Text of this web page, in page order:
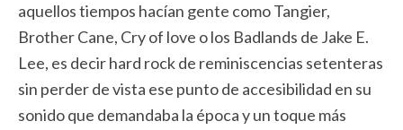
aquellos tiempos hacían gente como Tangier,
Brother Cane, Cry of love o los Badlands de Jake E.
Lee, es decir hard rock de reminiscencias setenteras
sin perder de vista ese punto de accesibilidad en su
sonido que demandaba la época y un toque más